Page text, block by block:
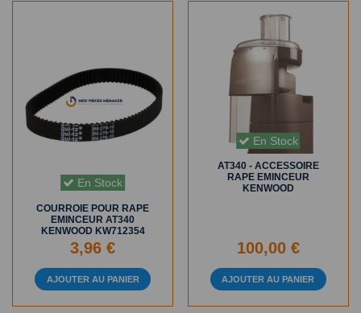
En Stock
COURROIE POUR RAPE
EMINCEUR AT340
KENWOOD KW712354
3,96 €
AJOUTER AU PANIER
En Stock
AT340 - ACCESSOIRE
RAPE EMINCEUR
KENWOOD
100,00 €
AJOUTER AU PANIER